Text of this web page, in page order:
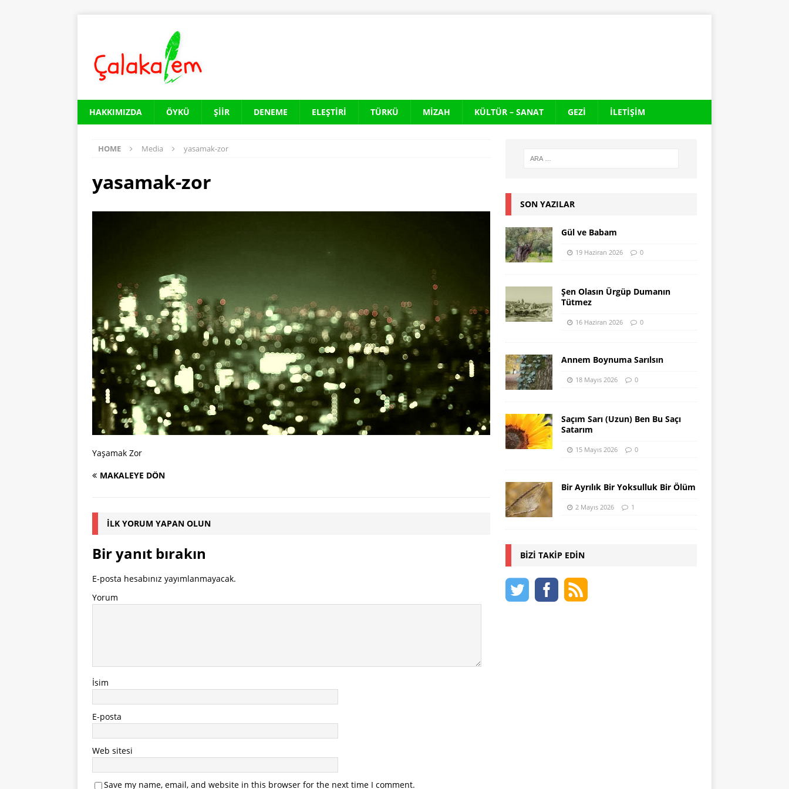
HAKKIMIZDA ÖYKÜ ŞIIR DENEME ELEŞTIRI TÜRKÜ MIZAH KÜLTÜR – SANAT GEZI İLETIŞIM
HOME Media yasamak-zor
yasamak-zor
Yaşamak Zor
MAKALEYE DÖN
İLK YORUM YAPAN OLUN
Bir yanıt bırakın
E-posta hesabınız yayımlanmayacak.
Yorum
İsim
E-posta
Web sitesi
Save my name, email, and website in this browser for the next time I comment.
SON YAZILAR
Gül ve Babam
19 Haziran 2026 0
Şen Olasın Ürgüp Dumanın
Tütmez
16 Haziran 2026 0
Annem Boynuma Sarılsın
18 Mayıs 2026 0
Saçım Sarı (Uzun) Ben Bu Saçı
Satarım
15 Mayıs 2026 0
Bir Ayrılık Bir Yoksulluk Bir Ölüm
2 Mayıs 2026 1
BIZI TAKIP EDIN